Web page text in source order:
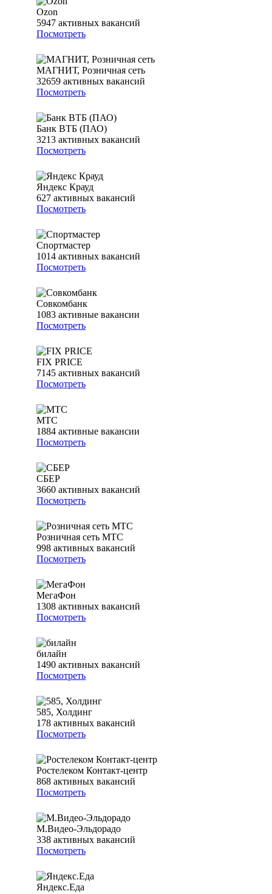
Ozon
5947 активных вакансий
Посмотреть
МАГНИТ, Розничная сеть
32659 активных вакансий
Посмотреть
Банк ВТБ (ПАО)
3213 активных вакансий
Посмотреть
Яндекс Крауд
627 активных вакансий
Посмотреть
Спортмастер
1014 активных вакансий
Посмотреть
Совкомбанк
1083 активные вакансии
Посмотреть
FIX PRICE
7145 активных вакансий
Посмотреть
МТС
1884 активные вакансии
Посмотреть
СБЕР
3660 активных вакансий
Посмотреть
Розничная сеть МТС
998 активных вакансий
Посмотреть
МегаФон
1308 активных вакансий
Посмотреть
билайн
1490 активных вакансий
Посмотреть
585, Холдинг
178 активных вакансий
Посмотреть
Ростелеком Контакт-центр
868 активных вакансий
Посмотреть
М.Видео-Эльдорадо
338 активных вакансий
Посмотреть
Яндекс.Еда